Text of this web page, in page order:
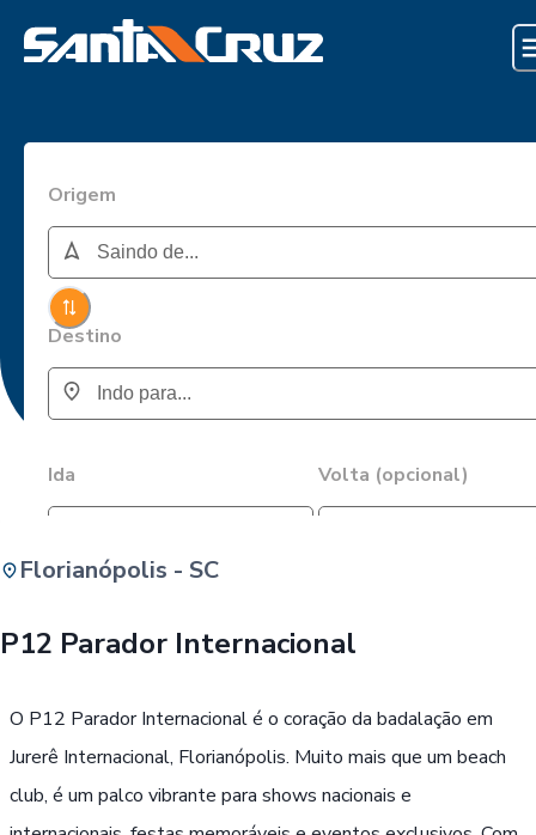
Origem
Destino
Ida Volta (opcional)
Florianópolis - SC
P12 Parador Internacional
O P12 Parador Internacional é o coração da badalação em
Jurerê Internacional, Florianópolis. Muito mais que um beach
club, é um palco vibrante para shows nacionais e